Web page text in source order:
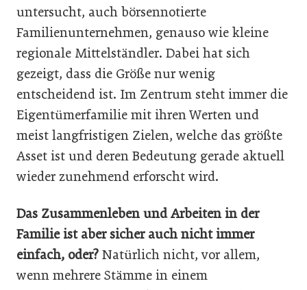
untersucht, auch börsennotierte
Familienunternehmen, genauso wie kleine
regionale Mittelständler. Dabei hat sich
gezeigt, dass die Größe nur wenig
entscheidend ist. Im Zentrum steht immer die
Eigentümerfamilie mit ihren Werten und
meist langfristigen Zielen, welche das größte
Asset ist und deren Bedeutung gerade aktuell
wieder zunehmend erforscht wird.
Das Zusammenleben und Arbeiten in der
Familie ist aber sicher auch nicht immer
einfach, oder? Natürlich nicht, vor allem,
wenn mehrere Stämme in einem